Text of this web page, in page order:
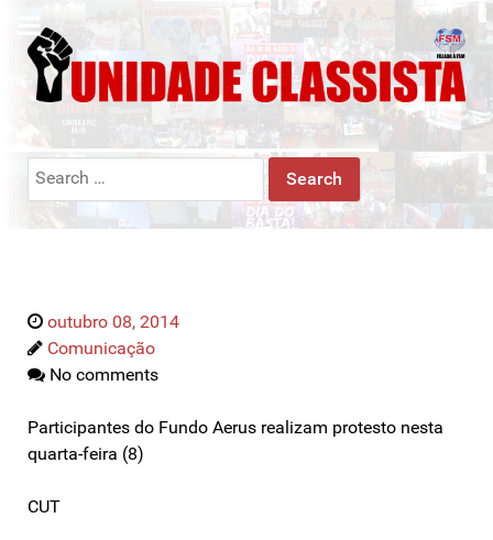
Search
outubro 08, 2014
Comunicação
No comments
Participantes do Fundo Aerus realizam protesto nesta
quarta-feira (8)
CUT